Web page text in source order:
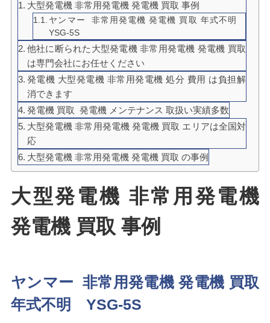
大型発電機 非常用発電機 発電機 買取 事例
ヤンマー 非常用発電機 発電機 買取 年式不明
YSG-5S
他社に断られた大型発電機 非常用発電機 発電機 買取
は専門会社にお任せください
発電機 大型発電機 非常用発電機 処分 費用 は負担解
消できます
発電機 買取 発電機 メンテナンス 取扱い実績多数
大型発電機 非常用発電機 発電機 買取 エリアは全国対
応
大型発電機 非常用発電機 発電機 買取 の事例
大型発電機 非常用発電機
発電機 買取 事例
ヤンマー 非常用発電機 発電機 買取
年式不明 YSG-5S